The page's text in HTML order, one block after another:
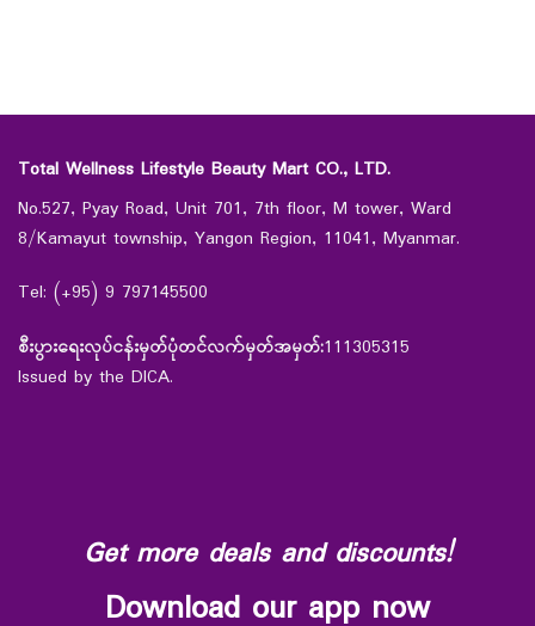
Total Wellness Lifestyle Beauty Mart CO., LTD.
No.527, Pyay Road, Unit 701, 7th floor, M tower, Ward
8/Kamayut township, Yangon Region, 11041, Myanmar.
Tel: (+95) 9 797145500
စီးပွားရေးလုပ်ငန်းမှတ်ပုံတင်လက်မှတ်အမှတ်:111305315
Issued by the DICA.
Get more deals and discounts!
Download our app now